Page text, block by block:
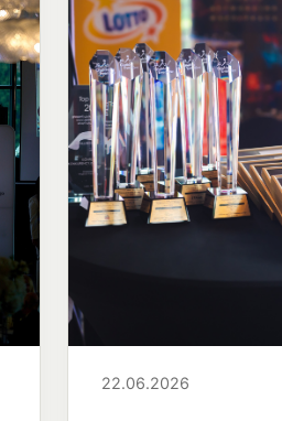
22.06.2026